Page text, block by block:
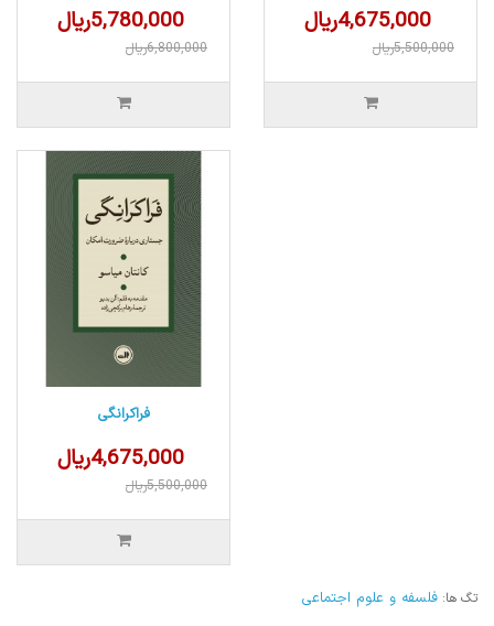
5,780,000ریال
6,800,000ریال
4,675,000ریال
5,500,000ریال
فراکرانگی
4,675,000ریال
5,500,000ریال
تگ ها: فلسفه و علوم اجتماعی